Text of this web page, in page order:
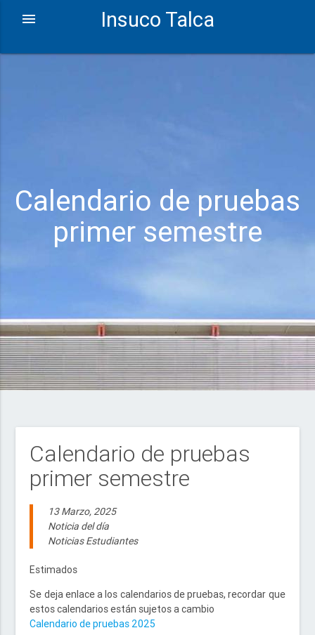
Insuco Talca
Calendario de pruebas
primer semestre
Calendario de pruebas
primer semestre
13 Marzo, 2025
Noticia del día
Noticias Estudiantes
Estimados
Se deja enlace a los calendarios de pruebas, recordar que
estos calendarios están sujetos a cambio
Calendario de pruebas 2025